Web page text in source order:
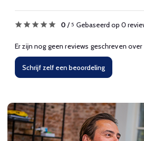
0 / 5 Gebaseerd op 0
Er zijn nog geen reviews geschreven
Schrijf zelf een beoordeling